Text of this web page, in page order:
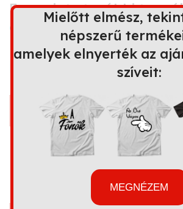
Ez a minta további
elérhető
Bögre
Kapucnis
pulóver
Párna
Mielőtt elmész,
népszerű
amelyek elnyerték az
szíveit:
MEGNÉZEM